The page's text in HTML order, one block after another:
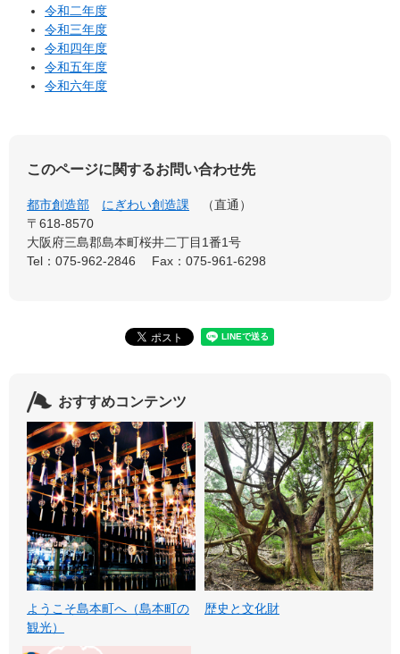
令和二年度
令和三年度
令和四年度
令和五年度
令和六年度
このページに関するお問い合わせ先
都市創造部 にぎわい創造課
直通
〒618-8570
大阪府三島郡島本町桜井二丁目1番1号
Tel：075-962-2846
Fax：075-961-6298
おすすめコンテンツ
ようこそ島本町へ（島本町の
観光）
歴史と文化財